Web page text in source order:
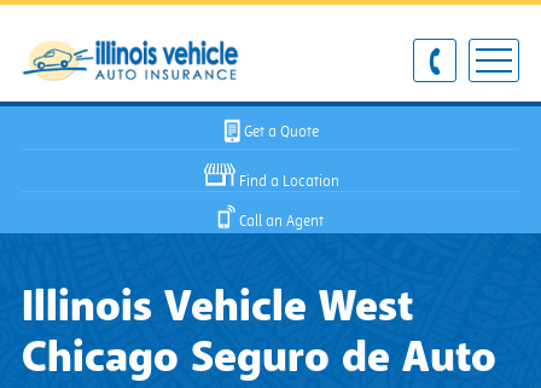
Get a Quote
Find a Location
Call an Agent
Illinois Vehicle West
Chicago Seguro de Auto